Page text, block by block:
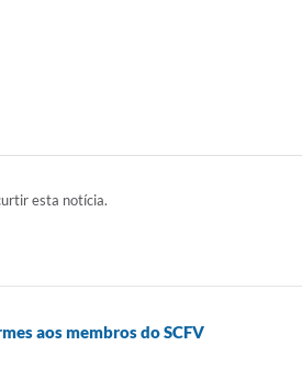
esta notícia.
aos membros do SCFV